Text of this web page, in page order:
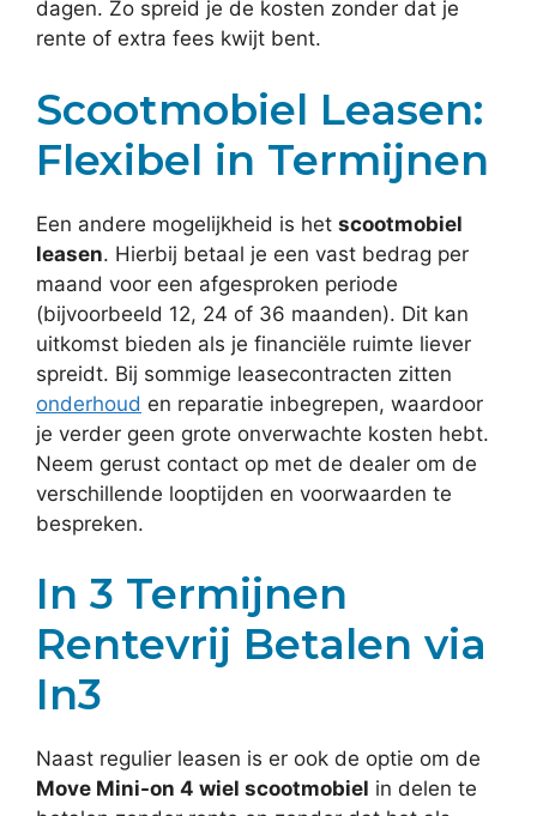
dagen. Zo spreid je de kosten zonder dat je
rente of extra fees kwijt bent.
Scootmobiel Leasen:
Flexibel in Termijnen
Een andere mogelijkheid is het scootmobiel
leasen. Hierbij betaal je een vast bedrag per
maand voor een afgesproken periode
(bijvoorbeeld 12, 24 of 36 maanden). Dit kan
uitkomst bieden als je financiële ruimte liever
spreidt. Bij sommige leasecontracten zitten
onderhoud en reparatie inbegrepen, waardoor
je verder geen grote onverwachte kosten hebt.
Neem gerust contact op met de dealer om de
verschillende looptijden en voorwaarden te
bespreken.
In 3 Termijnen
Rentevrij Betalen via
In3
Naast regulier leasen is er ook de optie om de
Move Mini-on 4 wiel scootmobiel in delen te